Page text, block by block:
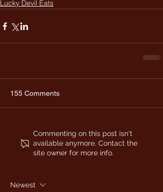
Lucky Devil Eats
155 Comments
Commenting on this post isn't
available anymore. Contact the
site owner for more info.
Newest